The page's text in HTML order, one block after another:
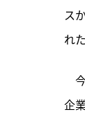
ス
れ
企